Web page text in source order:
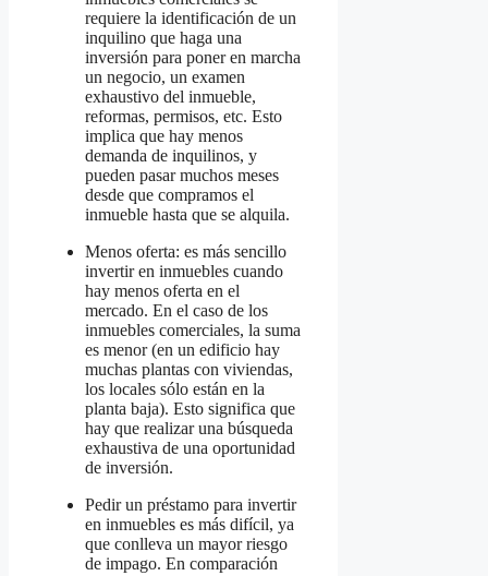
requiere la identificación de un
inquilino que haga una
inversión para poner en marcha
un negocio, un examen
exhaustivo del inmueble,
reformas, permisos, etc. Esto
implica que hay menos
demanda de inquilinos, y
pueden pasar muchos meses
desde que compramos el
inmueble hasta que se alquila.
Menos oferta: es más sencillo
invertir en inmuebles cuando
hay menos oferta en el
mercado. En el caso de los
inmuebles comerciales, la suma
es menor (en un edificio hay
muchas plantas con viviendas,
los locales sólo están en la
planta baja). Esto significa que
hay que realizar una búsqueda
exhaustiva de una oportunidad
de inversión.
Pedir un préstamo para invertir
en inmuebles es más difícil, ya
que conlleva un mayor riesgo
de impago. En comparación